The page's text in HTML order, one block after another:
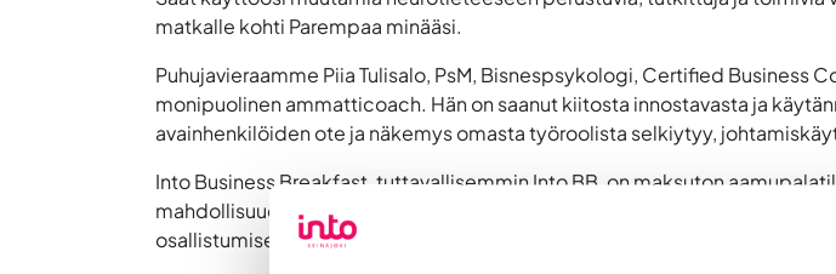
matkalle kohti Parempaa minääsi.
Puhujavieraamme Piia Tulisalo, PsM, Bisnespsykologi, Certified Business
monipuolinen ammatticoach. Hän on saanut kiitosta innostavasta ja
avainhenkilöiden ote ja näkemys omasta työroolista selkiytyy,
Into Business Breakfast, tuttavallisemmin Into BB, on maksuton
mahdollisuuden verkostoitua. Ilmoittaudu mukaan alla olevasta linkistä.
osallistumisesi.